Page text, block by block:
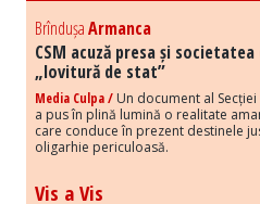
BrîndușaArmanca
CSM acuză presa și
„lovitură de stat”
Media Culpa / Un document al
a pus în plină lumină o realitate
care conduce în prezent destinele
oligarhie periculoasă.
Vis a Vis